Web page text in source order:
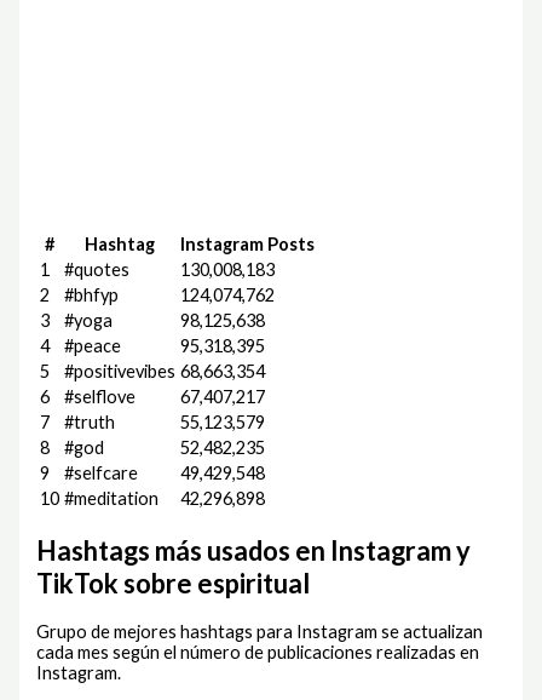
# Hashtag
Instagram Posts
1
#quotes
130,008,183
2
#bhfyp
124,074,762
3
#yoga
98,125,638
4
#peace
95,318,395
5
#positivevibes 68,663,354
6
#selflove
67,407,217
7
#truth
55,123,579
8
#god
52,482,235
9
#selfcare
49,429,548
10 #meditation 42,296,898
Hashtags más usados en Instagram y
TikTok sobre espiritual
Grupo de mejores hashtags para Instagram se actualizan
cada mes según el número de publicaciones realizadas en
Instagram.